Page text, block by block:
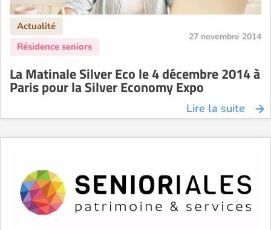
27 novembre 2014
La Matinale Silver Eco le 4 décembre 2014 à
Paris pour la Silver Economy Expo
Lire la suite